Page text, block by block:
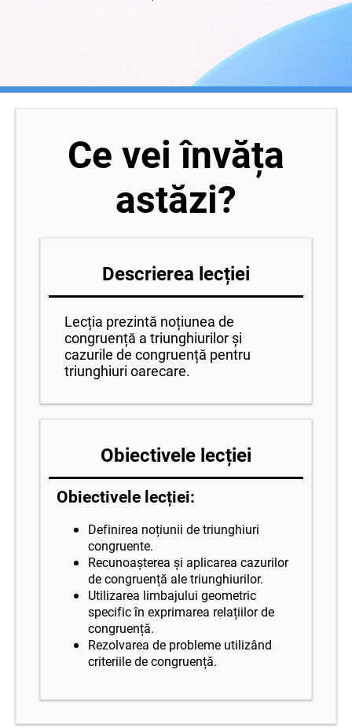
Ce vei învăța
astăzi?
Descrierea lecției
Lecția prezintă noțiunea de
congruență a triunghiurilor și
cazurile de congruență pentru
triunghiuri oarecare.
Obiectivele lecției
Obiectivele lecției:
Definirea noțiunii de triunghiuri
congruente.
Recunoașterea și aplicarea cazurilor
de congruență ale triunghiurilor.
Utilizarea limbajului geometric
specific în exprimarea relațiilor de
congruență.
Rezolvarea de probleme utilizând
criteriile de congruență.